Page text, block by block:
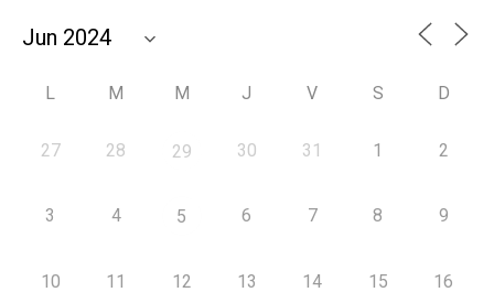
L M M J V S D
27 28 29 30 31 1 2
3 4 5 6 7 8 9
10 11 12 13 14 15 16